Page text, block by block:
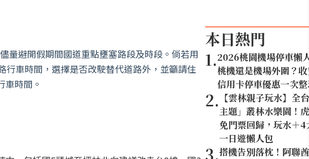
量避開假期間國道重點壅塞路段及時段。倘若用
車時間，選擇是否改駛替代道路外，並籲請住
時間。
本日熱門
1.2026桃園機場停車懶
桃機還是機場外圍？
信用卡停車優惠一次
2. 【雲林親子玩水】全
主題」叢林水樂園！
免門票回歸，玩水＋
一日遊懶人包
3.搭機告別落枕！阿聯